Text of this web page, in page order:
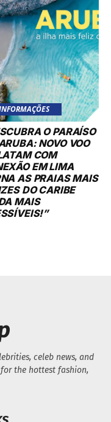
O PARAÍSO
NOVO VOO
COM
EM LIMA
AS PRAIAS MAIS
DO CARIBE
MAIS
celeb news, and
the hottest fashion,